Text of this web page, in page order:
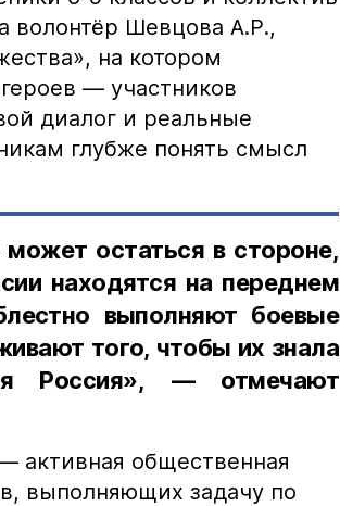
волонтёр Шевцова А.Р.,
на котором
— участников
диалог и реальные
глубже понять смысл
остаться в стороне,
находятся на переднем
выполняют боевые
того, чтобы их знала
Россия», — отмечают
активная общественная
выполняющих задачу по